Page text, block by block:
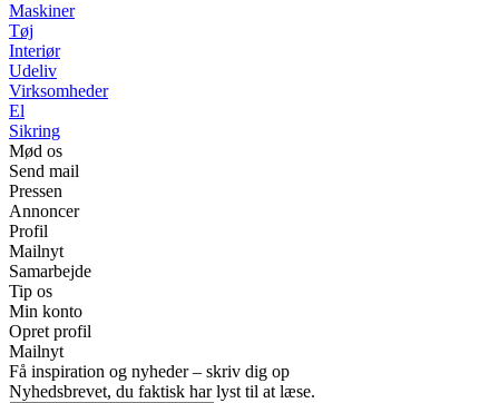
Maskiner
Tøj
Interiør
Udeliv
Virksomheder
El
Sikring
Mød os
Send mail
Pressen
Annoncer
Profil
Mailnyt
Samarbejde
Tip os
Min konto
Opret profil
Mailnyt
Få inspiration og nyheder – skriv dig op
Nyhedsbrevet, du faktisk har lyst til at læse.